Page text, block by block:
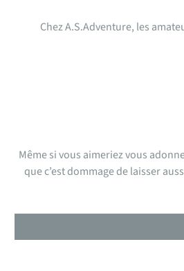
Chez A.S.Adventure, les
Même si vous aimeriez vous
que c’est dommage de laisser